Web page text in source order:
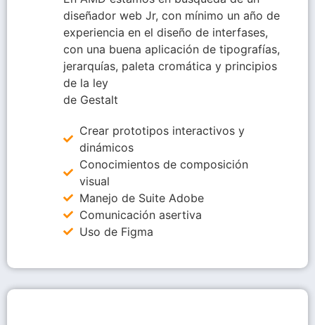
diseñador web Jr, con mínimo un año de
experiencia en el diseño de interfases,
con una buena aplicación de tipografías,
jerarquías, paleta cromática y principios
de la ley
de Gestalt
Crear prototipos interactivos y
dinámicos
Conocimientos de composición
visual
Manejo de Suite Adobe
Comunicación asertiva
Uso de Figma